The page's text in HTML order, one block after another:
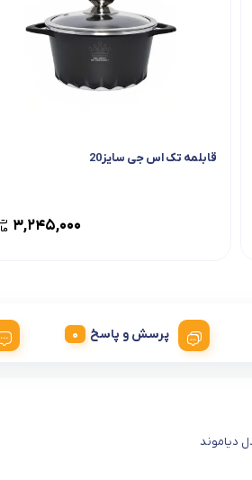
قابلمه تک اس جی سایز20
۳,۲۴۵,۰۰۰
پرسش و پاسخ